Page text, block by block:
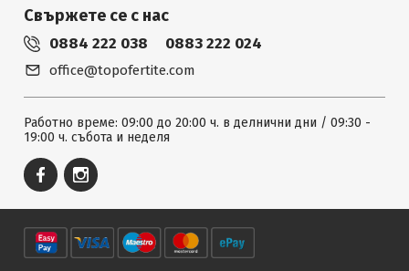
Свържете се с нас
0884 222 038 0883 222 024
office@topofertite.com
Работно време: 09:00 до 20:00 ч. в делнични дни / 09:30 -
19:00 ч. събота и неделя